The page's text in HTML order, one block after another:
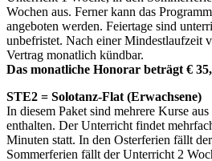
Wochen aus. Ferner kann das
angeboten werden. Feiertage sind
unbefristet. Nach einer Mindestlaufzeit
Vertrag monatlich kündbar.
Das monatliche Honorar beträgt €
STE2 = Solotanz-Flat (Erwachsene)
In diesem Paket sind mehrere Kurse
enthalten. Der Unterricht findet
Minuten statt. In den Osterferien fällt
Sommerferien fällt der Unterricht 2